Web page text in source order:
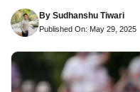
By Sudhanshu Tiwari
Published On: May 29, 2025